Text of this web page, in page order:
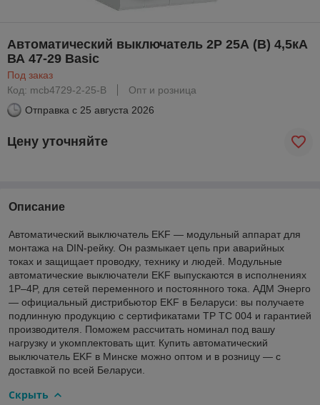
Автоматический выключатель 2P 25А (B) 4,5кА
ВА 47-29 Basic
Под заказ
Код: mcb4729-2-25-B
Опт и розница
Отправка с 25 августа 2026
Цену уточняйте
Описание
Автоматический выключатель EKF — модульный аппарат для
монтажа на DIN-рейку. Он размыкает цепь при аварийных
токах и защищает проводку, технику и людей. Модульные
автоматические выключатели EKF выпускаются в исполнениях
1P–4P, для сетей переменного и постоянного тока. АДМ Энерго
— официальный дистрибьютор EKF в Беларуси: вы получаете
подлинную продукцию с сертификатами ТР ТС 004 и гарантией
производителя. Поможем рассчитать номинал под вашу
нагрузку и укомплектовать щит. Купить автоматический
выключатель EKF в Минске можно оптом и в розницу — с
доставкой по всей Беларуси.
Скрыть